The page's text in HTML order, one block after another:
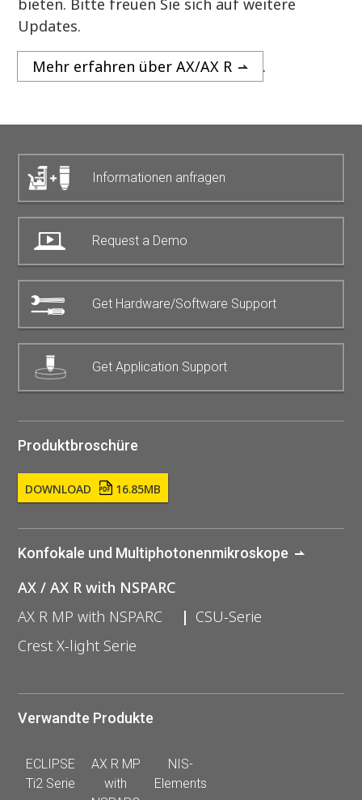
bieten. Bitte freuen Sie sich auf weitere
Updates.
Mehr erfahren über AX/AX R .
Informationen anfragen
Request a Demo
Get Hardware/Software Support
Get Application Support
Produktbroschüre
DOWNLOAD 16.85MB
Konfokale und Multiphotonenmikroskope
AX / AX R with NSPARC
AX R MP with NSPARC
CSU-Serie
Crest X-light Serie
Verwandte Produkte
ECLIPSE
Ti2 Serie
AX R MP
with
NIS-
Elements